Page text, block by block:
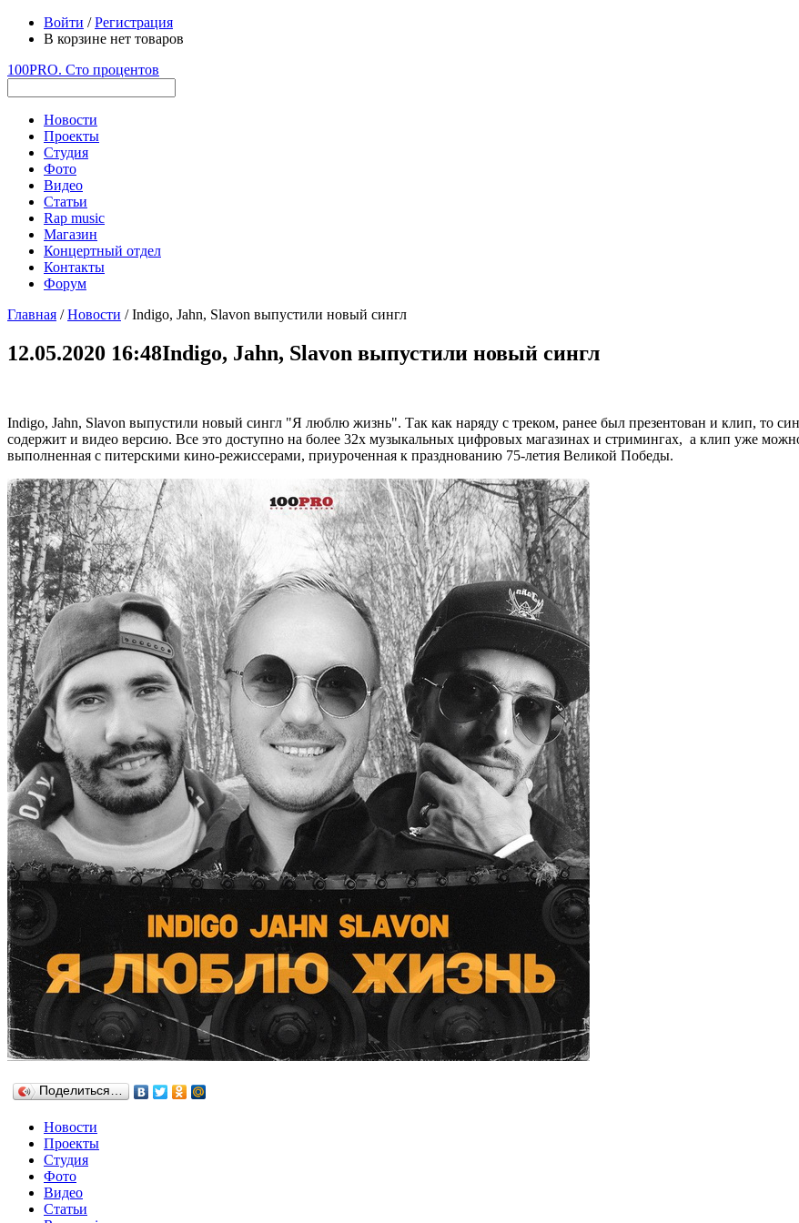
Войти /Регистрация
В корзине нет товаров
100PRO. Сто процентов
Новости
Проекты
Студия
Фото
Видео
Статьи
Rap music
Магазин
Концертный отдел
Контакты
Форум
Главная /Новости / Indigo, Jahn, Slavon выпустили новый сингл
12.05.2020 16:48Indigo, Jahn, Slavon выпустили новый сингл
Indigo, Jahn, Slavon выпустили новый сингл "Я люблю жизнь". Так как наряду с треком, ранее был презентован и клип, то
содержит и видео версию. Все это доступно на более 32х музыкальных цифровых магазинах и стримингах, а клип уже
выполненная с питерскими кино-режиссерами, приуроченная к празднованию 75-летия Великой Победы.
Поделиться…
Новости
Проекты
Студия
Фото
Видео
Статьи